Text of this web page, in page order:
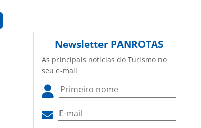
Newsletter PANROTAS
As principais notícias do Turismo no
seu e-mail